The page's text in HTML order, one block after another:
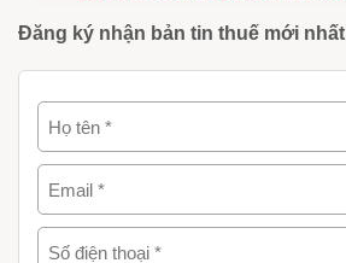
Đăng ký nhận bản tin thuế mới nhất